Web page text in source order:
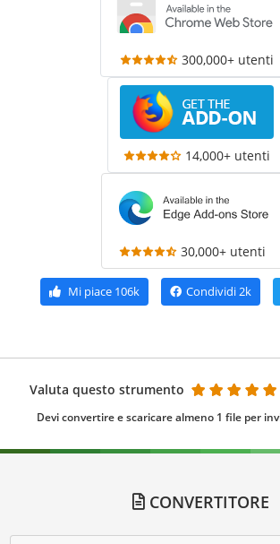
300,000+ utenti
14,000+ utenti
30,000+ utenti
Mi piace 106k Condividi2k
Valuta questo strumento
Devi convertire e scaricare almeno 1 file per
CONVERTITORE